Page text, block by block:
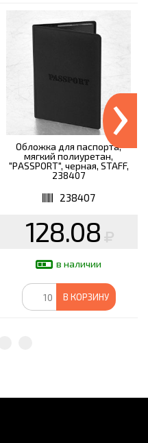
Обложка для паспорта,
мягкий полиуретан,
"PASSPORT", черная, STAFF,
238407
238407
128.08
в наличии
В КОРЗИНУ
›